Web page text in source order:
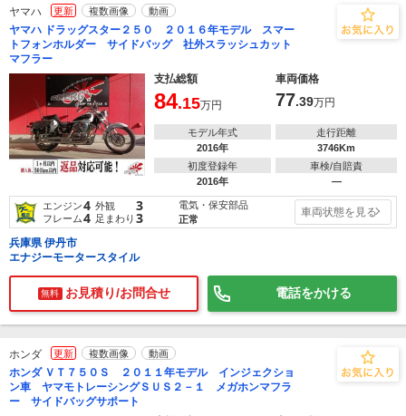
ヤマハ 更新 複数画像 動画
ヤマハ ドラッグスター２５０ ２０１６年モデル スマー
トフォンホルダー サイドバッグ 社外スラッシュカット
マフラー
支払総額
車両価格
84.15万円 77.39万円
モデル年式
2016年
走行距離
3746Km
初度登録年
2016年
車検/自賠責
―
エンジン4 外観 3
フレーム4 足まわり 3
電気・保安部品
正常
車両状態を見る
兵庫県 伊丹市
エナジーモータースタイル
無料 お見積り/お問合せ 電話をかける
ホンダ 更新 複数画像 動画
ホンダ ＶＴ７５０Ｓ ２０１１年モデル インジェクショ
ン車 ヤマモトレーシングＳＵＳ２－１ メガホンマフラ
ー サイドバッグサポート